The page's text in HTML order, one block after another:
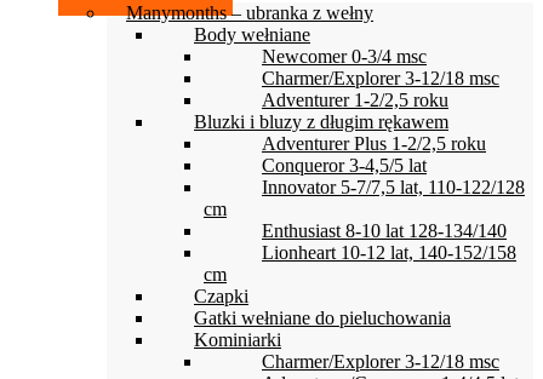
Manymonths – ubranka z wełny
Body wełniane
Newcomer 0-3/4 msc
Charmer/Explorer 3-12/18 msc
Adventurer 1-2/2,5 roku
Bluzki i bluzy z długim rękawem
Adventurer Plus 1-2/2,5 roku
Conqueror 3-4,5/5 lat
Innovator 5-7/7,5 lat, 110-122/128
cm
Enthusiast 8-10 lat 128-134/140
Lionheart 10-12 lat, 140-152/158
cm
Czapki
Gatki wełniane do pieluchowania
Kominiarki
Charmer/Explorer 3-12/18 msc